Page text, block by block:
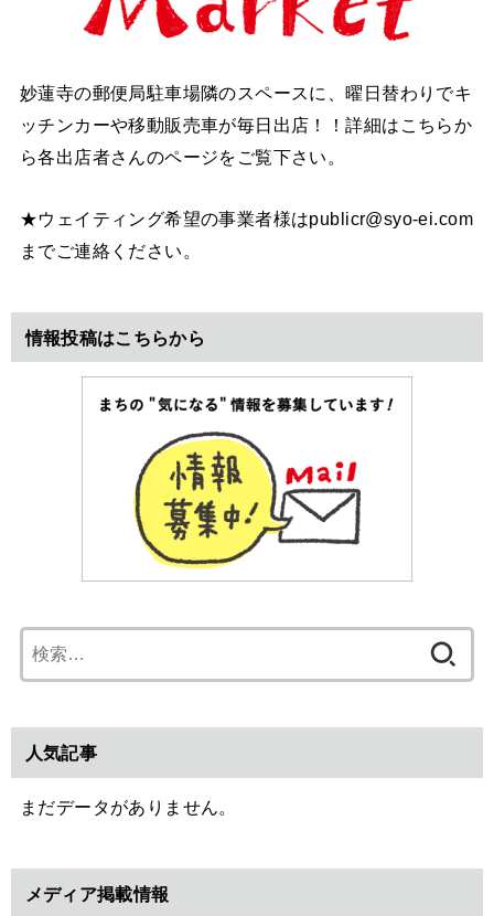
妙蓮寺の郵便局駐車場隣のスペースに、曜日替わりでキ
ッチンカーや移動販売車が毎日出店！！詳細はこちらか
ら各出店者さんのページをご覧下さい。
★ウェイティング希望の事業者様はpublicr@syo-ei.com
までご連絡ください。
情報投稿はこちらから
索:
人気記事
まだデータがありません。
メディア掲載情報